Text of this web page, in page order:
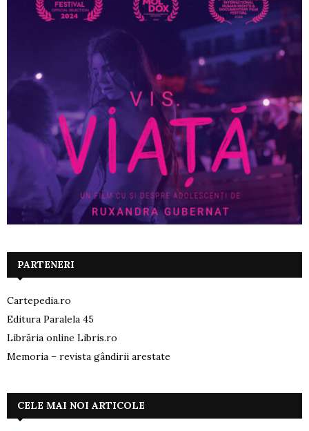
PARTENERI
Cartepedia.ro
Editura Paralela 45
Librăria online Libris.ro
Memoria – revista gândirii arestate
CELE MAI NOI ARTICOLE